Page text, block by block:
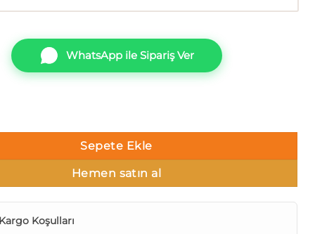
WhatsApp ile Sipariş Ver
Sepete Ekle
Hemen satın al
Koşulları